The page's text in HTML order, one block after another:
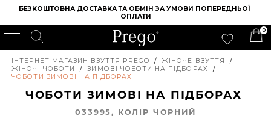
БЕЗКОШТОВНА ДОСТАВКА ТА ОБМІН ЗА УМОВИ ПОПЕРЕДНЬОЇ
ОПЛАТИ
0
ІНТЕРНЕТ МАГАЗИН ВЗУТТЯ PREGO / ЖІНОЧЕ ВЗУТТЯ
/
ЖІНОЧІ ЧОБОТИ
/ ЗИМОВІ ЧОБОТИ НА ПІДБОРАХ
/
ЧОБОТИ ЗИМОВІ НА ПІДБОРАХ
ЧОБОТИ ЗИМОВІ НА ПІДБОРАХ
033995, КОЛIР ЧОРНИЙ